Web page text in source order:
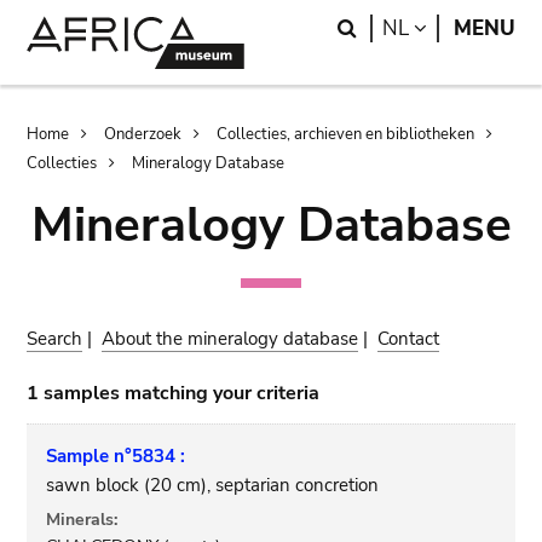
Search
NL LANGUAGE
MENU
Breadcrumb
Home Onderzoek
Collecties, archieven en bibliotheken
Collecties
Mineralogy Database
Mineralogy Database
Search |About the mineralogy database | Contact
1 samples matching your criteria
Sample n°5834 :
sawn block (20 cm), septarian concretion
Minerals: